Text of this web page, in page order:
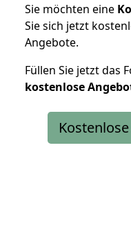
Sie möchten eine
Sie sich jetzt
Angebote.
Füllen Sie jetzt das
kostenlose